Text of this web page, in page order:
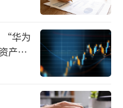
的千问至少有两层
庞大的消费版图提
一方面，其也昭示
形态的中心化AI演
“华为
产考